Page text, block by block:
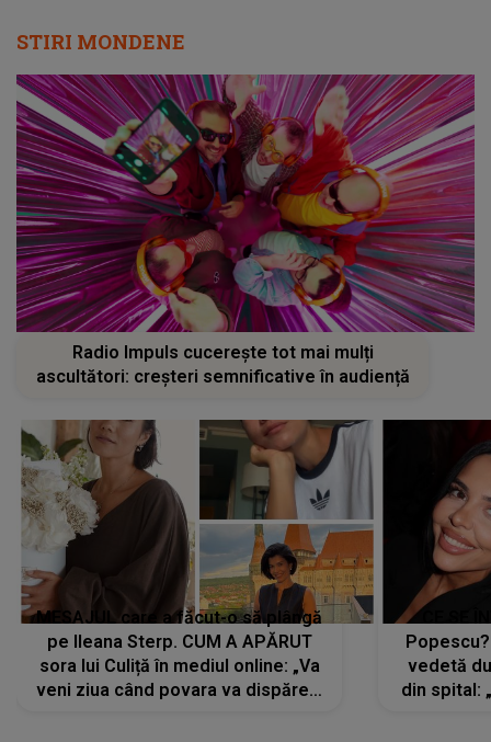
STIRI MONDENE
Radio Impuls cucerește tot mai mulți
ascultători: creșteri semnificative în audiență
MESAJUL care a făcut-o să plângă
pe Ileana Sterp. CUM A APĂRUT
sora lui Culiță în mediul online: „Va
veni ziua când povara va dispărea,
vedetă
din spital: